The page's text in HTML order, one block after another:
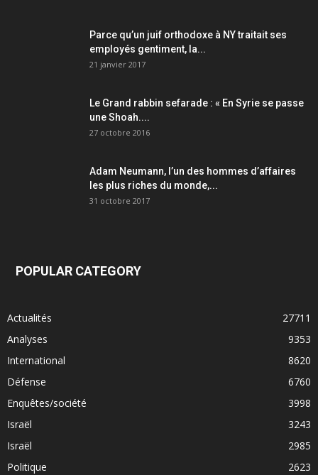
Parce qu’un juif orthodoxe à NY traitait ses
employés gentiment, la...
21 janvier 2017
Le Grand rabbin sefarade : « En Syrie se passe
une Shoah....
27 octobre 2016
Adam Neumann, l’un des hommes d’affaires
les plus riches du monde,...
31 octobre 2017
POPULAR CATEGORY
Actualités
27711
Analyses
9353
International
8620
Défense
6760
Enquêtes/société
3998
Israël
3243
Israël
2985
Politique
2623